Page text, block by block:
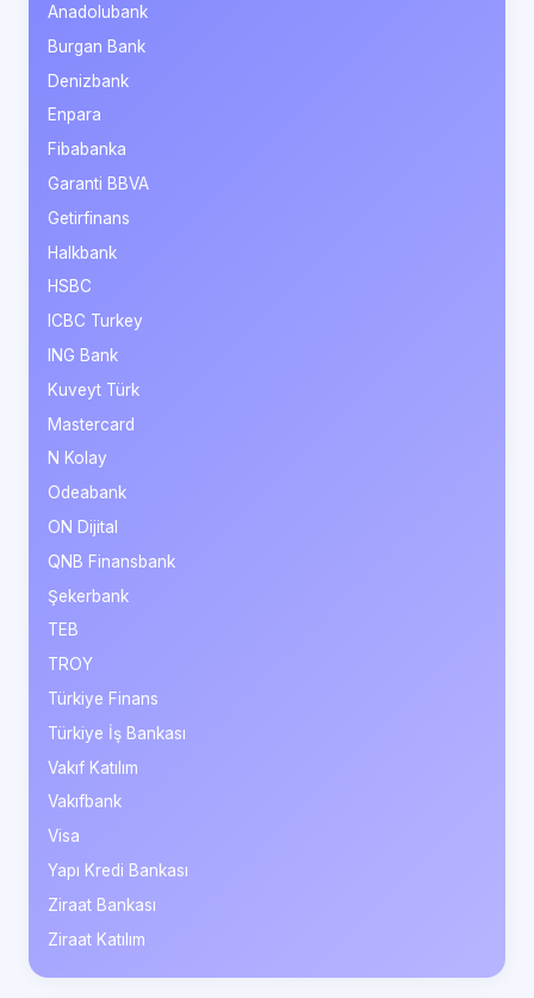
Anadolubank
Burgan Bank
Denizbank
Enpara
Fibabanka
Garanti BBVA
Getirfinans
Halkbank
HSBC
ICBC Turkey
ING Bank
Kuveyt Türk
Mastercard
N Kolay
Odeabank
ON Dijital
QNB Finansbank
Şekerbank
TEB
TROY
Türkiye Finans
Türkiye İş Bankası
Vakıf Katılım
Vakıfbank
Visa
Yapı Kredi Bankası
Ziraat Bankası
Ziraat Katılım